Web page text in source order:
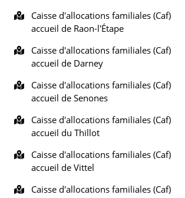
Caisse d'allocations familiales (Caf)
accueil de Raon-l'Étape
Caisse d'allocations familiales (Caf)
accueil de Darney
Caisse d'allocations familiales (Caf)
accueil de Senones
Caisse d'allocations familiales (Caf)
accueil du Thillot
Caisse d'allocations familiales (Caf)
accueil de Vittel
Caisse d'allocations familiales (Caf)